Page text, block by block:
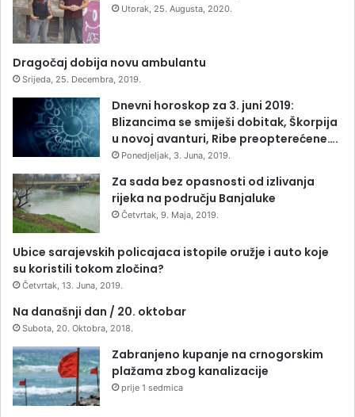
Utorak, 25. Augusta, 2020.
Dragočaj dobija novu ambulantu
Srijeda, 25. Decembra, 2019.
Dnevni horoskop za 3. juni 2019:
Blizancima se smiješi dobitak, Škorpija
u novoj avanturi, Ribe preopterećene….
Ponedjeljak, 3. Juna, 2019.
Za sada bez opasnosti od izlivanja
rijeka na području Banjaluke
Četvrtak, 9. Maja, 2019.
Ubice sarajevskih policajaca istopile oružje i auto koje
su koristili tokom zločina?
Četvrtak, 13. Juna, 2019.
Na današnji dan / 20. oktobar
Subota, 20. Oktobra, 2018.
Zabranjeno kupanje na crnogorskim
plažama zbog kanalizacije
prije 1 sedmica